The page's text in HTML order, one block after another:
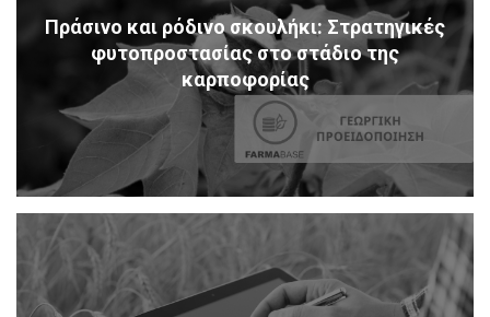
Πράσινο και ρόδινο σκουλήκι: Στρατηγικές
φυτοπροστασίας στο στάδιο της
καρποφορίας